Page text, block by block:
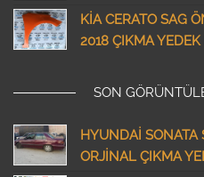
KİA CERATO SAG
2018 ÇIKMA YEDEK
SON
HYUNDAİ SONATA
ORJİNAL ÇIKMA